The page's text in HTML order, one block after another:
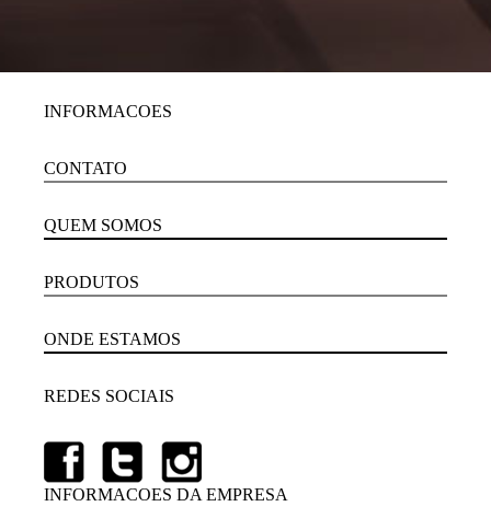
INFORMACOES
CONTATO
QUEM SOMOS
PRODUTOS
ONDE ESTAMOS
REDES SOCIAIS
INFORMACOES DA EMPRESA